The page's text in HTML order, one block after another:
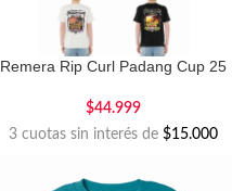
Remera Rip Curl Padang Cup 25
$44.999
3 cuotas sin interés de $15.000